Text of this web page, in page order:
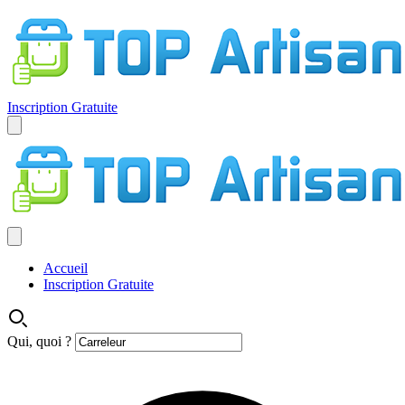
Inscription Gratuite
Accueil
Inscription Gratuite
Qui, quoi ?